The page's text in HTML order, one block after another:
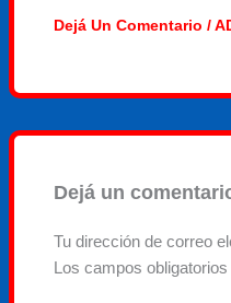
Dejá Un Comentario /
Dejá un
Tu dirección de correo
Los campos